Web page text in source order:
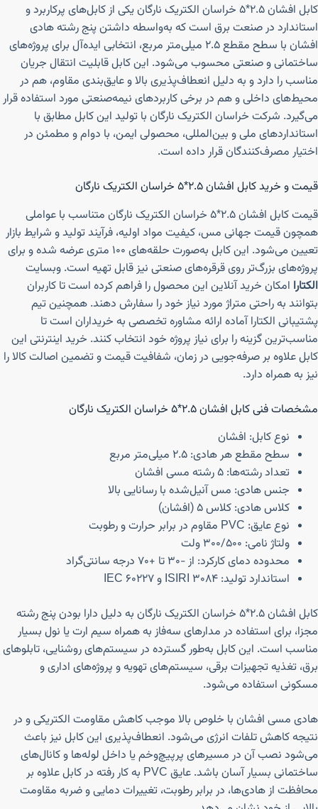
کابل افشان ۲.۵*۵ خراسان الکتریک نارگان یکی از کابل‌های پرکاربرد و
استاندارد در صنعت برق است که به‌واسطه داشتن پنج رشته هادی
افشان با سطح مقطع ۲.۵ میلی‌متر مربع، انتخابی ایده‌آل برای پروژه‌های
ساختمانی و صنعتی محسوب می‌شود. این کابل قابلیت انتقال جریان
مناسب را دارد و به دلیل انعطاف‌پذیری بالا و عایق‌بندی مقاوم، هم در
محیط‌های داخلی و هم در برخی کاربردهای نیمه‌صنعتی مورد استفاده قرار
می‌گیرد. شرکت خراسان الکتریک نارگان با تولید این کابل مطابق با
استانداردهای ملی و بین‌المللی، محصولی ایمن، با دوام و مطمئن در
اختیار مصرف‌کنندگان قرار داده است.
قیمت و خرید کابل افشان ۲.۵*۵ خراسان الکتریک نارگان
قیمت کابل افشان ۲.۵*۵ خراسان الکتریک نارگان متناسب با عواملی
همچون قیمت جهانی مس، کیفیت مواد اولیه، فرآیند تولید و شرایط بازار
تعیین می‌شود. این کابل به‌صورت حلقه‌های ۱۰۰ متری عرضه شده و برای
پروژه‌های بزرگ‌تر روی قرقره‌های صنعتی نیز قابل تهیه است. وبسایت
الکتارا امکان خرید آنلاین این محصول را فراهم کرده است تا کاربران
بتوانند به راحتی متراژ مورد نیاز خود را سفارش دهند. همچنین تیم
پشتیبانی الکتارا آماده ارائه مشاوره تخصصی به خریداران است تا
مناسب‌ترین گزینه را برای نیاز پروژه خود انتخاب کنند. خرید اینترنتی این
کابل علاوه بر صرفه‌جویی در زمان، شفافیت قیمت و تضمین اصالت کالا را
نیز به همراه دارد.
مشخصات فنی کابل افشان ۲.۵*۵ خراسان الکتریک نارگان
نوع کابل: افشان
سطح مقطع هر هادی: ۲.۵ میلی‌متر مربع
تعداد رشته‌ها: ۵ رشته مسی افشان
جنس هادی: مس آنیل‌شده با رسانایی بالا
کلاس هادی: کلاس ۵ (افشان)
نوع عایق: PVC مقاوم در برابر حرارت و رطوبت
ولتاژ نامی: ۳۰۰/۵۰۰ ولت
محدوده دمای کارکرد: از -۳۰ تا +۷۰ درجه سانتی‌گراد
استاندارد تولید: ISIRI 3084 و IEC 60227
کابل افشان ۲.۵*۵ خراسان الکتریک نارگان به دلیل دارا بودن پنج رشته
مجزا، برای استفاده در مدارهای سه‌فاز به همراه سیم ارت یا نول بسیار
مناسب است. این کابل به‌طور گسترده در سیستم‌های روشنایی، تابلوهای
برق، تغذیه تجهیزات برقی، سیستم‌های تهویه و پروژه‌های اداری و
مسکونی استفاده می‌شود.
هادی مسی افشان با خلوص بالا موجب کاهش مقاومت الکتریکی و در
نتیجه کاهش تلفات انرژی می‌شود. انعطاف‌پذیری این کابل نیز باعث
می‌شود نصب آن در مسیرهای پرپیچ‌وخم یا داخل لوله‌ها و کانال‌های
ساختمانی بسیار آسان باشد. عایق PVC به کار رفته در کابل علاوه بر
محافظت از هادی‌ها، در برابر رطوبت، تغییرات دمایی و ضربه مقاومت